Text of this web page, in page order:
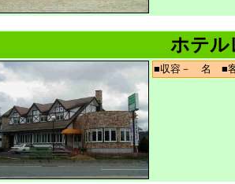
ホテル
■収容－ 名 ■